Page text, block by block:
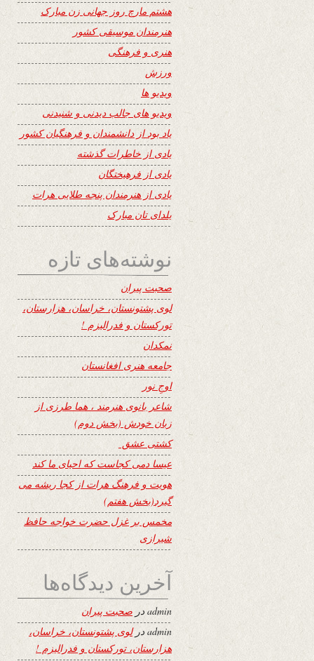
هشتم مارچ روز جهانی زن مبارک
هنرمندان موسیقی کشور
هنری و فرهنگی
ورزش
ویدیو ها
ویدیو های جالب دیدنی و شنیدنی
یاد بود از دانشمندان و فرهنگیان کشور
یادی از خاطرات گذشته
یادی از فرهیختگان
یادی از هنرمندان پنجه طلایی هرات
یلدای تان مبارک
نوشته‌های تازه
صحبت پیران
لوی پشتونستان، خراسان، هزارستان،
تورکستان و فدرالیزم !
نمکدان
جامعه هنری افغانستان
اوجِ نور
شاعر بانوی هنرمند ، هما طرزی از
زبان خودش (بخش دوم)
کشتی عشق
عیسا دمی کجاست که احیای ما کند
هویت و فرهنگ هرات از کجا ریشه می
گیرد(بخش هفتم)
مخمس بر غزل حضرت خواجه حافظ
شیرازی
آخرین دیدگاه‌ها
adminدر صحبت پیران
admin درلوی پشتونستان، خراسان،
هزارستان، تورکستان و فدرالیزم !